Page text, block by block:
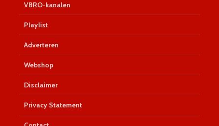
VBRO-kanalen
Playlist
Adverteren
Webshop
Disclaimer
Privacy Statement